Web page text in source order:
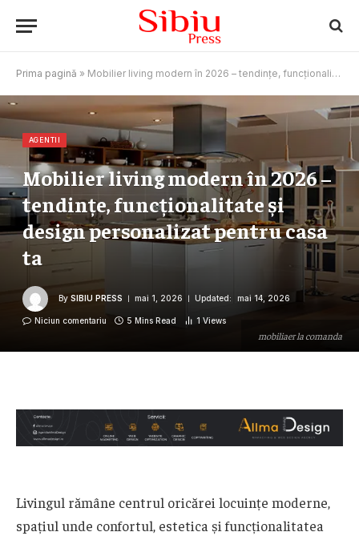
Prima pagină » Mobilier living modern în 2026 – tendințe, funcționalitate și design personalizat pentru casa ta
mobiliaer la comanda
AGENTII
Mobilier living modern în 2026 –
tendințe, funcționalitate și
design personalizat pentru casa
ta
By SIBIU PRESS mai 1, 2026 Updated: mai 14, 2026
Niciun comentariu 5 Mins Read 1 Views
Livingul rămâne centrul oricărei locuințe moderne,
spațiul unde confortul, estetica și funcționalitatea